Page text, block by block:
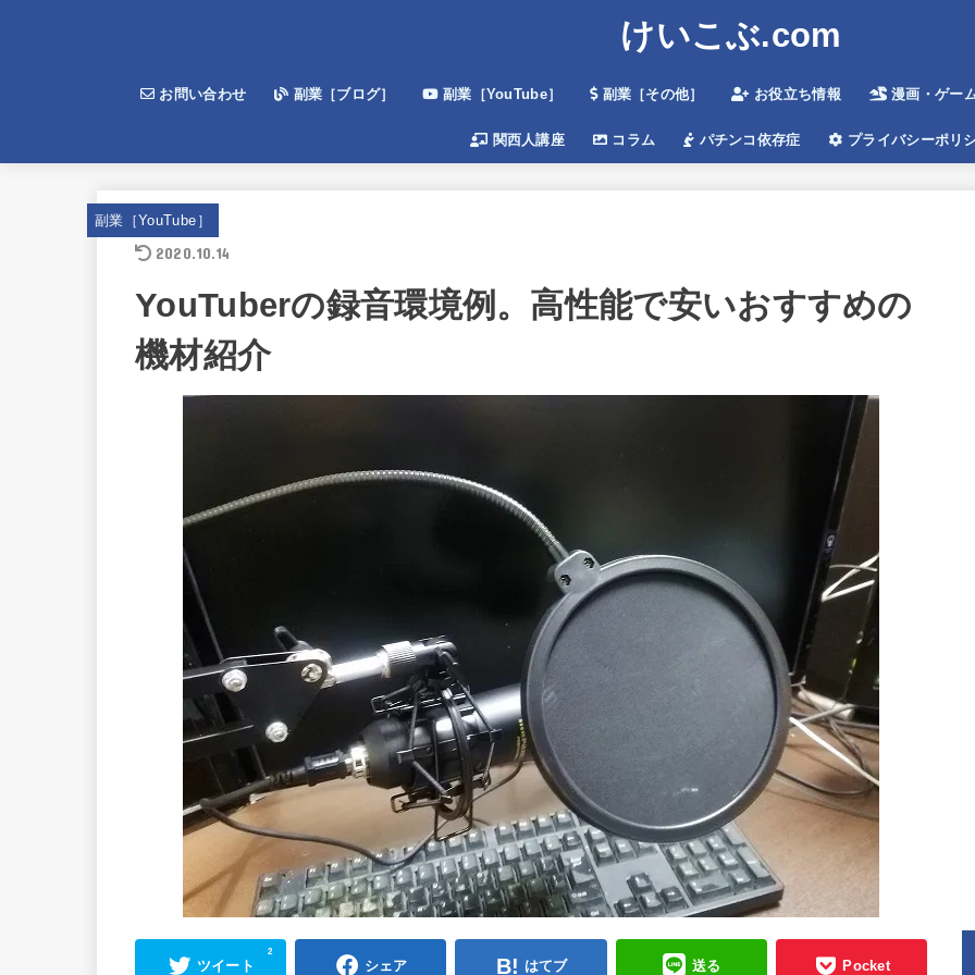
けいこぶ.com
お問い合わせ 副業［ブログ］ 副業［YouTube］ 副業［その他］ お役立ち情報 漫画・ゲー
関西人講座 コラム パチンコ依存症 プライバシーポリ
副業［YouTube］
2020.10.14
YouTuberの録音環境例。高性能で安いおすすめの
機材紹介
ツイート
2
シェア はてブ 送る Pocket